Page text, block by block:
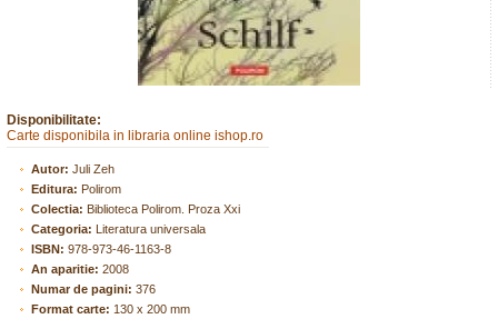
Disponibilitate:
Carte disponibila in libraria online ishop.ro
Autor: Juli Zeh
Editura: Polirom
Colectia: Biblioteca Polirom. Proza Xxi
Categoria: Literatura universala
ISBN: 978-973-46-1163-8
An aparitie: 2008
Numar de pagini: 376
Format carte: 130 x 200 mm